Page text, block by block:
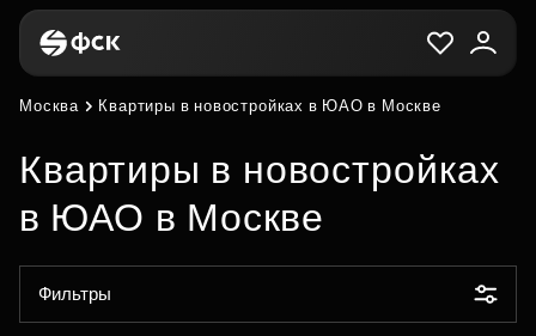
Москва Квартиры в новостройках в ЮАО в Москве
Квартиры в новостройках
в ЮАО в Москве
Фильтры